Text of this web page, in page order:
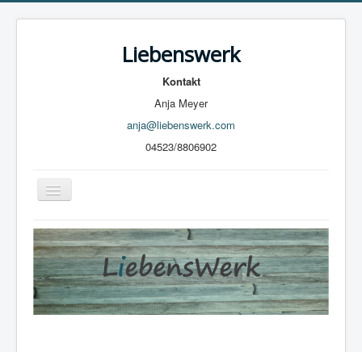
Liebenswerk
Kontakt
Anja Meyer
anja@liebenswerk.com
04523/8806902
Navigation
an/aus
Home
Holzfiguren
Tonschmuck
Über mich